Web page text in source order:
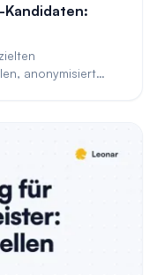
anonymisiert